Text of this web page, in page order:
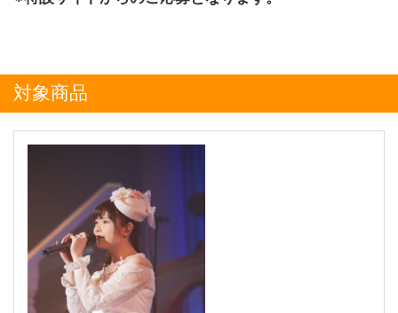
対象商品